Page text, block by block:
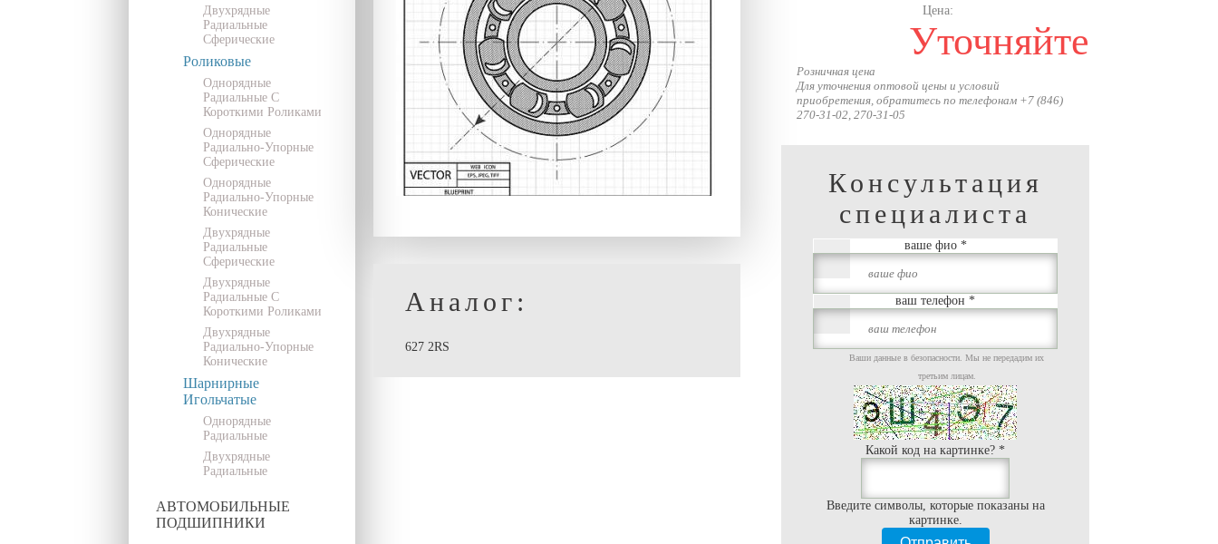
Двухрядные
Радиальные
Сферические
Роликовые
Однорядные
Радиальные С
Короткими Роликами
Однорядные
Радиально-Упорные
Сферические
Однорядные
Радиально-Упорные
Конические
Двухрядные
Радиальные
Сферические
Двухрядные
Радиальные С
Короткими Роликами
Двухрядные
Радиально-Упорные
Конические
Шарнирные
Игольчатые
Однорядные
Радиальные
Двухрядные
Радиальные
АВТОМОБИЛЬНЫЕ
ПОДШИПНИКИ
Аналог:
627 2RS
Цена:
Уточняйте
Розничная цена
Для уточнения оптовой цены и условий
приобретения, обратитесь по телефонам +7 (846)
270-31-02, 270-31-05
Консультация
специалиста
ваше фио *
ваш телефон *
Ваши данные в безопасности. Мы не передадим их
третьим лицам.
Какой код на картинке? *
Введите символы, которые показаны на
картинке.